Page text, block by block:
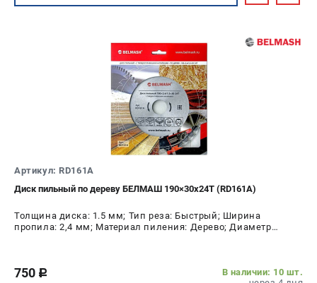
Артикул: RD161A
Диск пильный по дереву БЕЛМАШ 190×30х24Т (RD161A)
Толщина диска: 1.5 мм; Тип реза: Быстрый; Ширина
пропила: 2,4 мм; Материал пиления: Дерево; Диаметр
750 c
В наличии: 10 шт.